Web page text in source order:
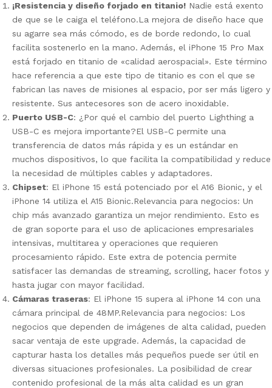
¡Resistencia y diseño forjado en titanio! Nadie está exento
de que se le caiga el teléfono.La mejora de diseño hace que
su agarre sea más cómodo, es de borde redondo, lo cual
facilita sostenerlo en la mano. Además, el iPhone 15 Pro Max
está forjado en titanio de «calidad aerospacial». Este término
hace referencia a que este tipo de titanio es con el que se
fabrican las naves de misiones al espacio, por ser más ligero y
resistente. Sus antecesores son de acero inoxidable.
Puerto USB-C: ¿Por qué el cambio del puerto Lighthing a
USB-C es mejora importante?El USB-C permite una
transferencia de datos más rápida y es un estándar en
muchos dispositivos, lo que facilita la compatibilidad y reduce
la necesidad de múltiples cables y adaptadores.
Chipset: El iPhone 15 está potenciado por el A16 Bionic, y el
iPhone 14 utiliza el A15 Bionic.Relevancia para negocios: Un
chip más avanzado garantiza un mejor rendimiento. Esto es
de gran soporte para el uso de aplicaciones empresariales
intensivas, multitarea y operaciones que requieren
procesamiento rápido. Este extra de potencia permite
satisfacer las demandas de streaming, scrolling, hacer fotos y
hasta jugar con mayor facilidad.
Cámaras traseras: El iPhone 15 supera al iPhone 14 con una
cámara principal de 48MP.Relevancia para negocios: Los
negocios que dependen de imágenes de alta calidad, pueden
sacar ventaja de este upgrade. Además, la capacidad de
capturar hasta los detalles más pequeños puede ser útil en
diversas situaciones profesionales. La posibilidad de crear
contenido profesional de la más alta calidad es un gran